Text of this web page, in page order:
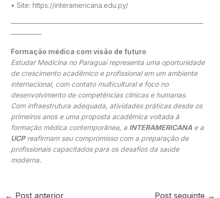
• Site: https://interamericana.edu.py/
————————————————————————————
————–
Formação médica com visão de futuro
Estudar Medicina no Paraguai representa uma oportunidade
de crescimento acadêmico e profissional em um ambiente
internacional, com contato multicultural e foco no
desenvolvimento de competências clínicas e humanas.
Com infraestrutura adequada, atividades práticas desde os
primeiros anos e uma proposta acadêmica voltada à
formação médica contemporânea, a INTERAMERICANAe a
UCPreafirmam seu compromisso com a preparação de
profissionais capacitados para os desafios da saúde
moderna.
← Post anterior Post seguinte →